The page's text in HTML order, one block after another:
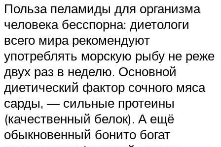
Польза пеламиды для организма
человека бесспорна: диетологи
всего мира рекомендуют
употреблять морскую рыбу не реже
двух раз в неделю. Основной
диетический фактор сочного мяса
сарды, — сильные протеины
(качественный белок). А ещё
обыкновенный бонито богат